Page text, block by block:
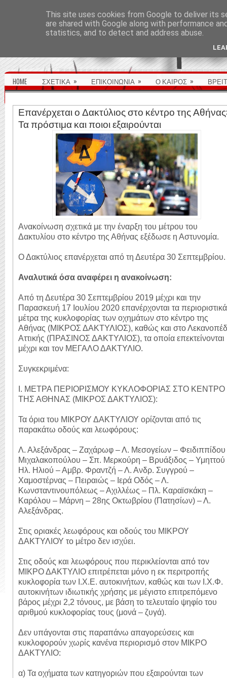
HOME ΣΧΕΤΙΚΑ » ΕΠΙΚΟΙΝΩΝΙΑ » Ο ΚΑΙΡΟΣ »
Επανέρχεται ο Δακτύλιος στο κέντρο της
Τα πρόστιμα και ποιοι εξαιρούνται
Ανακοίνωση σχετικά με την έναρξη του μέτρου του
Δακτυλίου στο κέντρο της Αθήνας εξέδωσε η Αστυνομία.
Ο Δακτύλιος επανέρχεται από τη Δευτέρα 30 Σεπτεμβρίου.
Αναλυτικά όσα αναφέρει η ανακοίνωση:
Από τη Δευτέρα 30 Σεπτεμβρίου 2019 μέχρι και την
Παρασκευή 17 Ιουλίου 2020 επανέρχονται τα περιοριστικά
μέτρα της κυκλοφορίας των οχημάτων στο κέντρο της
Αθήνας (ΜΙΚΡΟΣ ΔΑΚΤΥΛΙΟΣ), καθώς και στο
Αττικής (ΠΡΑΣΙΝΟΣ ΔΑΚΤΥΛΙΟΣ), τα οποία επεκτείνονται
μέχρι και τον ΜΕΓΑΛΟ ΔΑΚΤΥΛΙΟ.
Συγκεκριμένα:
Ι. ΜΕΤΡΑ ΠΕΡΙΟΡΙΣΜΟΥ ΚΥΚΛΟΦΟΡΙΑΣ ΣΤΟ ΚΕΝΤΡΟ
ΤΗΣ ΑΘΗΝΑΣ (ΜΙΚΡΟΣ ΔΑΚΤΥΛΙΟΣ):
Τα όρια του ΜΙΚΡΟΥ ΔΑΚΤΥΛΙΟΥ ορίζονται από τις
παρακάτω οδούς και λεωφόρους:
Λ. Αλεξάνδρας – Ζαχάρωφ – Λ. Μεσογείων – Φειδιππίδου
Μιχαλακοπούλου – Σπ. Μερκούρη – Βρυάξιδος – Υμηττού
Ηλ. Ηλιού – Αμβρ. Φραντζή – Λ. Ανδρ. Συγγρού –
Χαμοστέρνας – Πειραιώς – Ιερά Οδός – Λ.
Κωνσταντινουπόλεως – Αχιλλέως – Πλ. Καραϊσκάκη –
Καρόλου – Μάρνη – 28ης Οκτωβρίου (Πατησίων) – Λ.
Αλεξάνδρας.
Στις οριακές λεωφόρους και οδούς του ΜΙΚΡΟΥ
ΔΑΚΤΥΛΙΟΥ το μέτρο δεν ισχύει.
Στις οδούς και λεωφόρους που περικλείονται από τον
ΜΙΚΡΟ ΔΑΚΤΥΛΙΟ επιτρέπεται μόνο η εκ περιτροπής
κυκλοφορία των Ι.Χ.Ε. αυτοκινήτων, καθώς και των Ι.Χ.Φ.
αυτοκινήτων ιδιωτικής χρήσης με μέγιστο επιτρεπόμενο
βάρος μέχρι 2,2 τόνους, με βάση το τελευταίο ψηφίο του
αριθμού κυκλοφορίας τους (μονά – ζυγά).
Δεν υπάγονται στις παραπάνω απαγορεύσεις και
κυκλοφορούν χωρίς κανένα περιορισμό στον ΜΙΚΡΟ
ΔΑΚΤΥΛΙΟ:
α) Τα οχήματα των κατηγοριών που εξαιρούνται των
This site uses cookies from Google to deliver its
are shared with Google along with performance
statistics, and to detect and address abuse.